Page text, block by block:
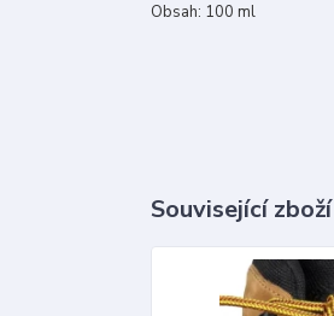
Obsah: 100 ml
Související zboží